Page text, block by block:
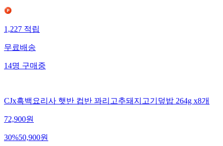
1,227적립
무료배송
14명구매중
CJx흑백요리사 햇반 컵반 꽈리고추돼지고기덮밥 264g x8개
72,900원
30%50,900원